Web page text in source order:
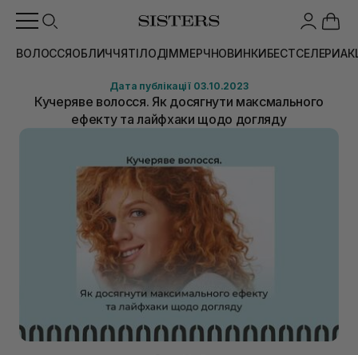
ВОЛОССЯОБЛИЧЧЯТІЛОДІММЕРЧНОВИНКИБЕСТСЕЛЕРИ
Дата публікації 03.10.2023
Кучеряве волосся. Як досягнути максмального
ефекту та лайфхаки щодо догляду